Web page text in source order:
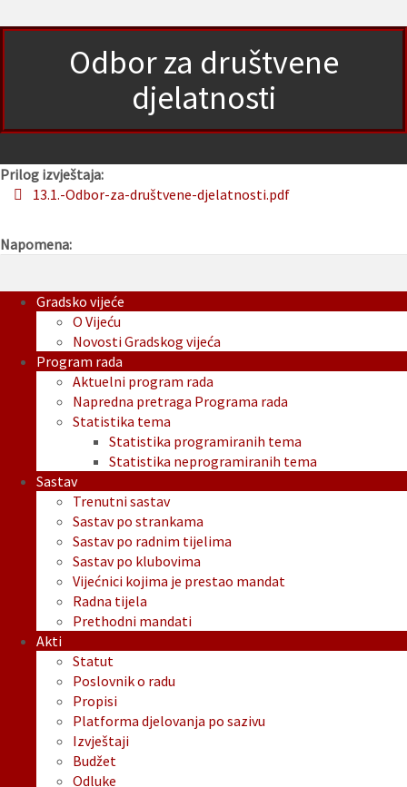
Odbor za društvene
djelatnosti
Prilog izvještaja:
13.1.-Odbor-za-društvene-djelatnosti.pdf
Napomena:
Gradsko vijeće
O Vijeću
Novosti Gradskog vijeća
Program rada
Aktuelni program rada
Napredna pretraga Programa rada
Statistika tema
Statistika programiranih tema
Statistika neprogramiranih tema
Sastav
Trenutni sastav
Sastav po strankama
Sastav po radnim tijelima
Sastav po klubovima
Vijećnici kojima je prestao mandat
Radna tijela
Prethodni mandati
Akti
Statut
Poslovnik o radu
Propisi
Platforma djelovanja po sazivu
Izvještaji
Budžet
Odluke